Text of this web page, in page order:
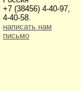
+7 (38456) 4-40-97,
4-40-58.
написать нам
письмо